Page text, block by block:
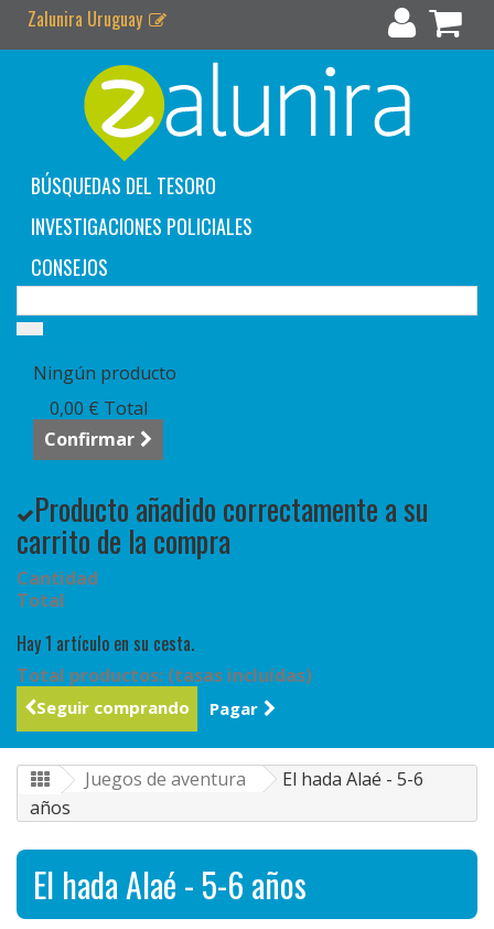
Zalunira Uruguay
BÚSQUEDAS DEL TESORO
INVESTIGACIONES POLICIALES
CONSEJOS
Ningún producto
0,00 € Total
Confirmar
Producto añadido correctamente a su
carrito de la compra
Cantidad
Total
Hay 1 artículo en su cesta.
Total productos: (tasas incluídas)
Seguir comprando Pagar
Juegos de aventura
El hada Alaé - 5-6
años
El hada Alaé - 5-6 años